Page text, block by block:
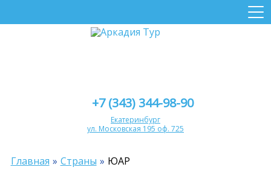
+7 (343) 344-98-90
Екатеринбург
ул. Московская 195 оф. 725
Главная Страны ЮАР